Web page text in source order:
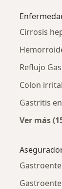
Cirrosis
Reflujo
Colon
Gastritis
Ver más